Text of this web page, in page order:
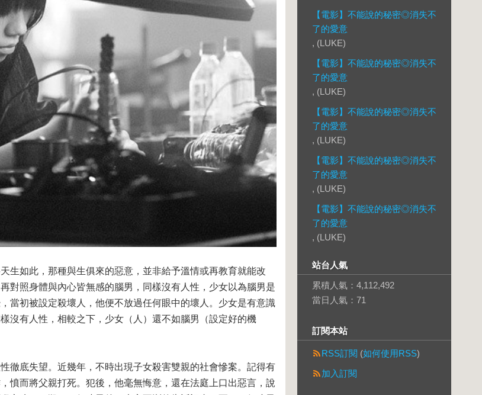
生如此，那種與生俱來的惡意，並非給予溫情或再教育就能改
對照身體與內心皆無感的腦男，同樣沒有人性，少女以為腦男是
當初被設定殺壞人，他便不放過任何眼中的壞人。少女是有意識
樣沒有人性，相較之下，少女（人）還不如腦男（設定好的機
徹底失望。近幾年，不時出現子女殺害雙親的社會慘案。記得有
憤而將父親打死。犯後，他毫無悔意，還在法庭上口出惡言，說
【電影】不能說的秘密◎消失不
了的愛意
, (LUKE)
【電影】不能說的秘密◎消失不
了的愛意
, (LUKE)
【電影】不能說的秘密◎消失不
了的愛意
, (LUKE)
【電影】不能說的秘密◎消失不
了的愛意
, (LUKE)
【電影】不能說的秘密◎消失不
了的愛意
, (LUKE)
站台人氣
累積人氣： 4,112,492
當日人氣： 71
訂閱本站
RSS訂閱 (如何使用RSS)
加入訂閱